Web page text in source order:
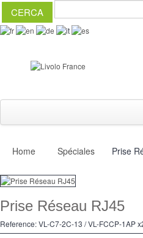
Interruttori
Dimmer
2 modi
Home Spéciales Prise
Prise Réseau RJ45
Reference:VL-C7-2C-13 / VL-FCCP-1AP